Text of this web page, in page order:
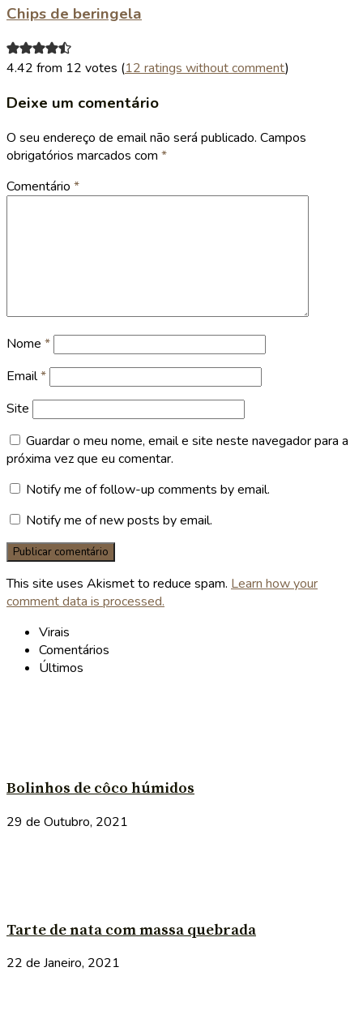
Chips de beringela
4.42 from 12 votes (12 ratings without comment)
Deixe um comentário
O seu endereço de email não será publicado. Campos
obrigatórios marcados com *
Comentário *
Nome *
Email*
Site
Guardar o meu nome, email e site neste navegador para a
próxima vez que eu comentar.
Notify me of follow-up comments by email.
Notify me of new posts by email.
This site uses Akismet to reduce spam. Learn how your
comment data is processed.
Virais
Comentários
Últimos
Bolinhos de côco húmidos
29 de Outubro, 2021
Tarte de nata com massa quebrada
22 de Janeiro, 2021